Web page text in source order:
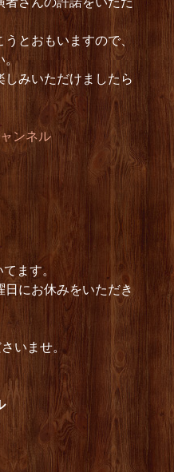
とおもいますので、
。
みいただけましたら
ンネル
ます。
日にお休みをいただき
いませ。